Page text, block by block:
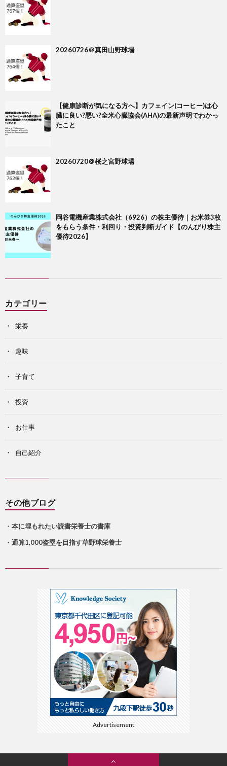
20260726＠真田山野球場
【健康診断が気になる方へ】カフェイン(コーヒー)は心
臓に良い?悪い?全米心臓協会(AHA)の最新声明でわかっ
たこと
20260720＠桜之宮野球場
岡谷電機産業株式会社（6926）の株主優待｜お米券3枚
をもらう条件・利回り・投資判断ガイド【のんびり株主
優待2026】
カテゴリー
栄養
趣味
子育て
投資
お仕事
自己紹介
その他ブログ
・ 本に埋もれたい読書栄養士の書庫
・ 通算1,000盗塁を目指す草野球栄養士
Advertisement